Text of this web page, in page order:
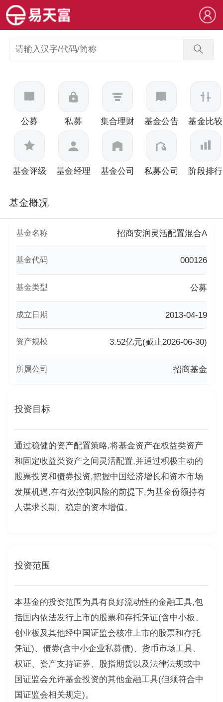
公募 私募 集合理财 基金公告 基金比较
基金评级 基金经理 基金公司 私募公司 阶段排行
基金概况
基金名称 招商安润灵活配置混合A
基金代码 000126
基金类型 公募
成立日期 2013-04-19
资产规模 3.52亿元(截止2026-06-30)
所属公司 招商基金
投资目标
通过稳健的资产配置策略,将基金资产在权益类资产
和固定收益类资产之间灵活配置,并通过积极主动的
股票投资和债券投资,把握中国经济增长和资本市场
发展机遇,在有效控制风险的前提下,为基金份额持有
人谋求长期、稳定的资本增值。
投资范围
本基金的投资范围为具有良好流动性的金融工具,包
括国内依法发行上市的股票和存托凭证(含中小板、
创业板及其他经中国证监会核准上市的股票和存托
凭证)、债券(含中小企业私募债)、货币市场工具、
权证、资产支持证券、股指期货以及法律法规或中
国证监会允许基金投资的其他金融工具(但须符合中
国证监会相关规定)。